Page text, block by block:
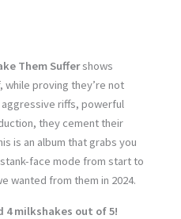
Them Suffershows
while proving they’re not
riffs, powerful
they cement their
is an album that grabs you
face mode from start to
wanted from them in 2024.
4 milkshakes out of 5!